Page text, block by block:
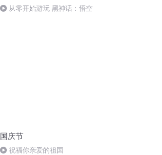
从零开始游玩 黑神话：悟空
国庆节
祝福你亲爱的祖国